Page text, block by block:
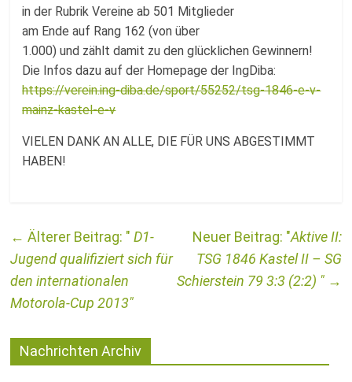
in der Rubrik Vereine ab 501 Mitglieder
am Ende auf Rang 162 (von über
1.000) und zählt damit zu den glücklichen Gewinnern!
Die Infos dazu auf der Homepage der IngDiba:
https://verein.ing-diba.de/sport/55252/tsg-1846-e-v-
mainz-kastel-e-v
VIELEN DANK AN ALLE, DIE FÜR UNS ABGESTIMMT
HABEN!
←
D1-
Jugend qualifiziert sich für
den internationalen
Motorola-Cup 2013
Aktive II:
TSG 1846 Kastel II – SG
Schierstein 79 3:3 (2:2)
→
Nachrichten Archiv